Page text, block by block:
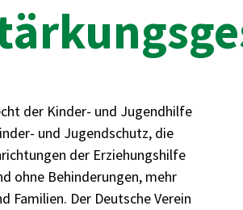
der Kinder- und Jugendhilfe
und Jugendschutz, die
der Erziehungshilfe
ohne Behinderungen, mehr
Familien. Der Deutsche Verein